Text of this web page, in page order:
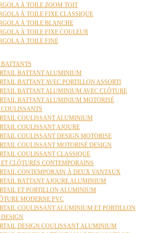
À TOILE ZOOM TOIT
À TOILE FIXE CLASSIQUE
À TOILE BLANCHE
À TOILE FIXE COULEUR
À TOILE FINE
BATTANT ALUMINIUM
BATTANT AVEC PORTILLON ASSORTI
BATTANT ALUMINIUM AVEC CLÔTURE
BATTANT ALUMINIUM MOTORISÉ
COULISSANT ALUMINIUM
COULISSANT AJOURE
COULISSANT DESIGN MOTORISE
COULISSANT MOTORISÉ DESIGN
COULISSANT CLASSIQUE
CLÔTURES CONTEMPORAINS
CONTEMPORAIN À DEUX VANTAUX
BATTANT AJOURE ALUMINIUM
ET PORTILLON ALUMINIUM
MODERNE PVC
COULISSANT ALUMINIUM ET PORTILLON
DESIGN
DESIGN COULISSANT ALUMINIUM